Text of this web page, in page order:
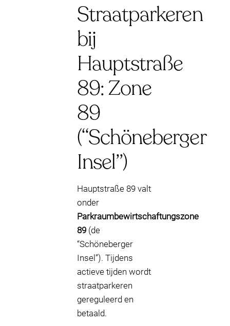
Straatparkeren
bij
Hauptstraße
89: Zone
89
(“Schöneberger
Insel”)
Hauptstraße 89 valt
onder
Parkraumbewirtschaftungszone
89 (de
“Schöneberger
Insel”). Tijdens
actieve tijden wordt
straatparkeren
gereguleerd en
betaald.